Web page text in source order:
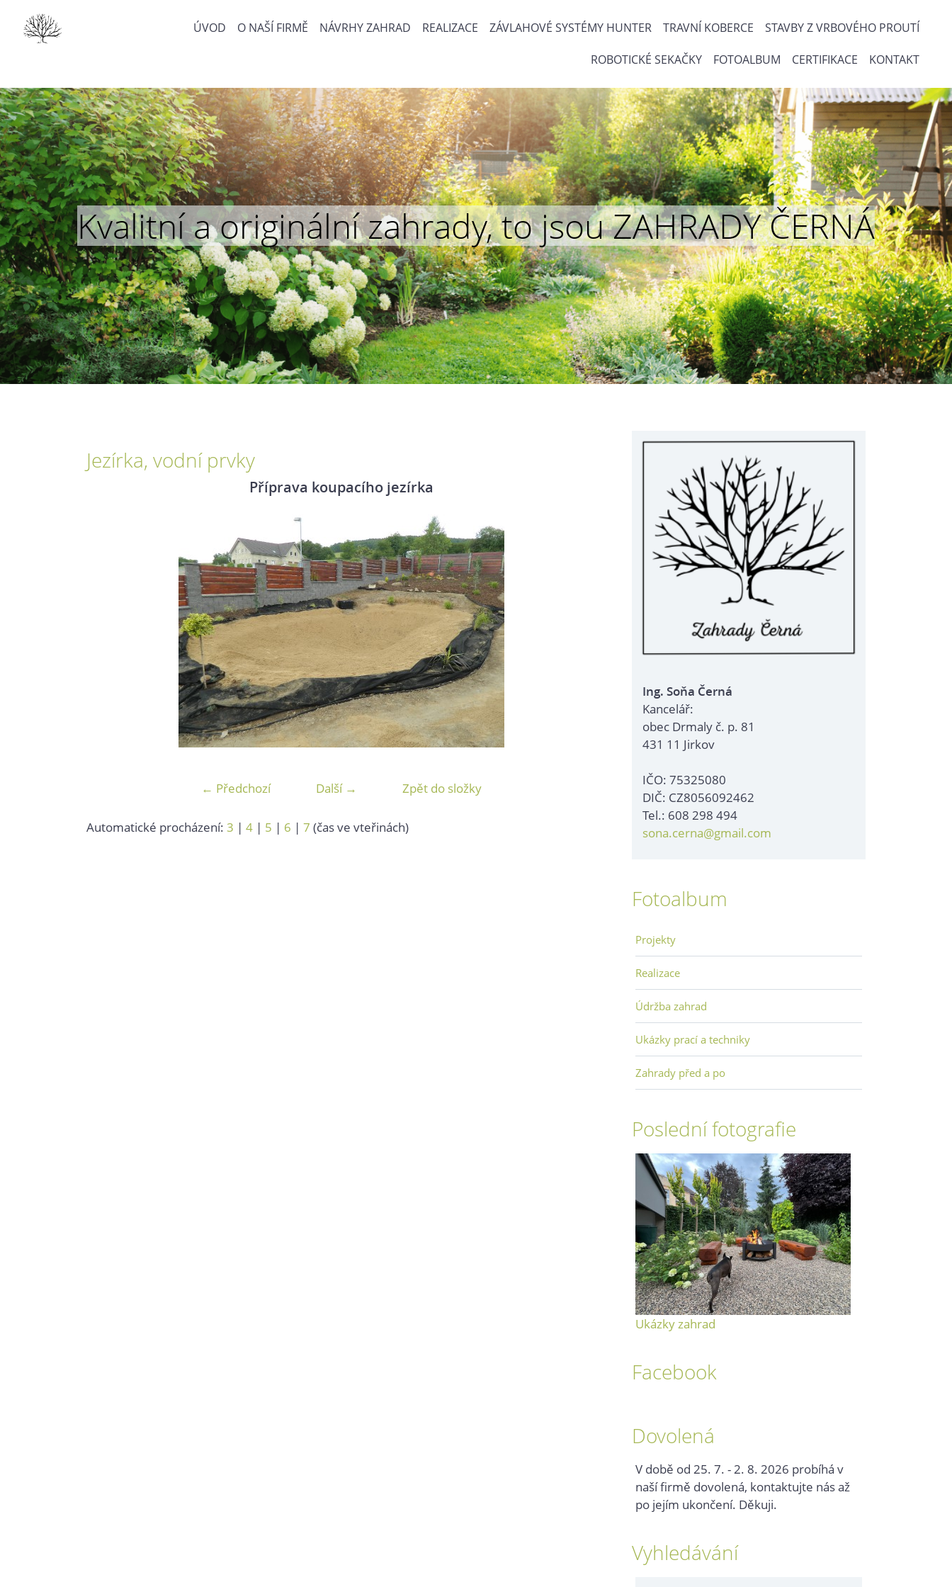
ÚVOD O NAŠÍ FIRMĚ NÁVRHY ZAHRAD REALIZACE ZÁVLAHOVÉ SYSTÉMY HUNTER TRAVNÍ KOBERCE STAVBY Z VRBOVÉHO PROUTÍ
ROBOTICKÉ SEKAČKY FOTOALBUM CERTIFIKACE KONTAKT
Kvalitní a originální zahrady, to jsou ZAHRADY ČERNÁ
Jezírka, vodní prvky
Příprava koupacího jezírka
← Předchozí Další → Zpět do složky
Automatické procházení: 3 | 4 | 5 | 6 | 7 (čas ve vteřinách)
Ing. Soňa Černá
Kancelář:
obec Drmaly č. p. 81
431 11 Jirkov
IČO: 75325080
DIČ: CZ8056092462
Tel.: 608 298 494
sona.cerna@gmail.com
Fotoalbum
Projekty
Realizace
Údržba zahrad
Ukázky prací a techniky
Zahrady před a po
Poslední fotografie
Ukázky zahrad
Facebook
Dovolená
V době od 25. 7. - 2. 8. 2026 probíhá v
naší firmě dovolená, kontaktujte nás až
po jejím ukončení. Děkuji.
Vyhledávání